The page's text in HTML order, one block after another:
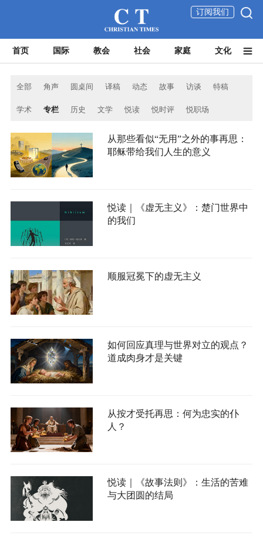
订阅我们
首页 国际 教会 社会 家庭 文化
全部 角声 圆桌间 译稿 动态 故事 访谈 特稿
学术 专栏 历史 文学 悦读 悦时评 悦职场
从那些看似“无用”之外的事再思：
耶稣带给我们人生的意义
悦读｜《虚无主义》：楚门世界中
的我们
顺服冠冕下的虚无主义
如何回应真理与世界对立的观点？
道成肉身才是关键
从按才受托再思：何为忠实的仆
人？
悦读｜《故事法则》：生活的苦难
与大团圆的结局